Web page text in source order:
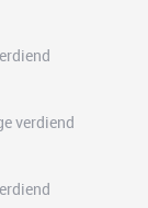
verdiend